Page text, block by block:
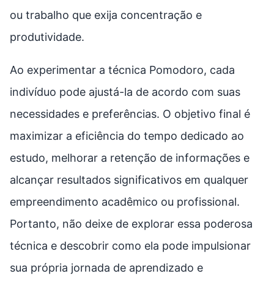
ou trabalho que exija concentração e
produtividade.
Ao experimentar a técnica Pomodoro, cada
indivíduo pode ajustá-la de acordo com suas
necessidades e preferências. O objetivo final é
maximizar a eficiência do tempo dedicado ao
estudo, melhorar a retenção de informações e
alcançar resultados significativos em qualquer
empreendimento acadêmico ou profissional.
Portanto, não deixe de explorar essa poderosa
técnica e descobrir como ela pode impulsionar
sua própria jornada de aprendizado e